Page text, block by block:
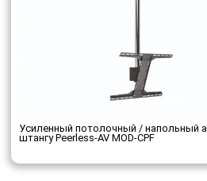
Усиленный потолочный / напольный
штангу Peerless-AV MOD-CPF